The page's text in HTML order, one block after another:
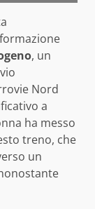
, un
Nord
a
ha messo
treno, che
un